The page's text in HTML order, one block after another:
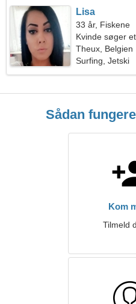
Lisa
33 år, Fiskene
Kvinde søger
Theux, Belgien
Surfing, Jetski
Sådan
Kom
Tilmeld